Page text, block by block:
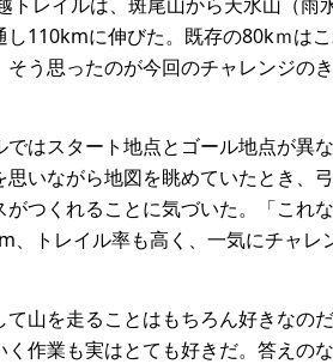
し110kmに伸びた。既存の80kｍは
う思ったのが今回のチャレンジのき
ではスタート地点とゴール地点が異
思いながら地図を眺めていたとき、
つくれることに気づいた。「これ
トレイル率も高く、一気にチャレ
て山を走ることはもちろん好きな
く作業も実はとても好きだ。答えの